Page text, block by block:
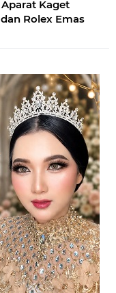
Kaget
Rolex Emas